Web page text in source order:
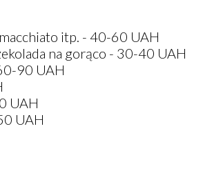
itp. - 40-60 UAH
na gorąco - 30-40 UAH
90 UAH
UAH
UAH